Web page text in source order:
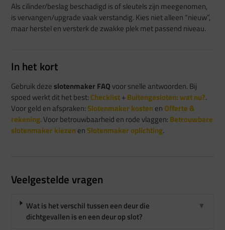
Als cilinder/beslag beschadigd is of sleutels zijn meegenomen,
is vervangen/upgrade vaak verstandig. Kies niet alleen “nieuw”,
maar herstel en versterk de zwakke plek met passend niveau.
In het kort
Gebruik dezeslotenmaker FAQ voor snelle antwoorden. Bij
spoed werkt dit het best: Checklist+Buitengesloten: wat nu?.
Voor geld en afspraken:Slotenmaker kostenenOfferte &
rekening. Voor betrouwbaarheid en rode vlaggen: Betrouwbare
slotenmaker kiezenenSlotenmaker oplichting.
Veelgestelde vragen
Wat is het verschil tussen een deur die
dichtgevallen is en een deur op slot?
▼